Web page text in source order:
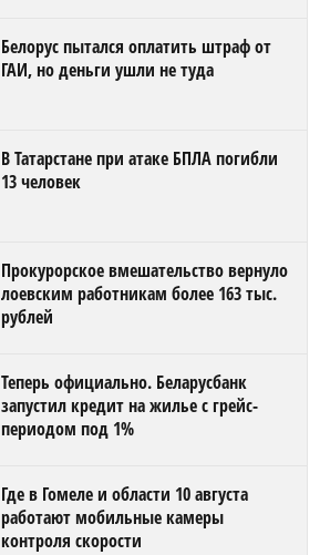
Белорус пытался оплатить штраф от
ГАИ, но деньги ушли не туда
В Татарстане при атаке БПЛА погибли
13 человек
Прокурорское вмешательство вернуло
лоевским работникам более 163 тыс.
рублей
Теперь официально. Беларусбанк
запустил кредит на жилье с грейс-
периодом под 1%
Где в Гомеле и области 10 августа
работают мобильные камеры
контроля скорости